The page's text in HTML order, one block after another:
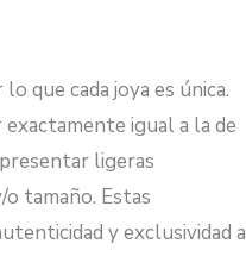
que cada joya es única.
igual a la de
ligeras
tamaño. Estas
y exclusividad a